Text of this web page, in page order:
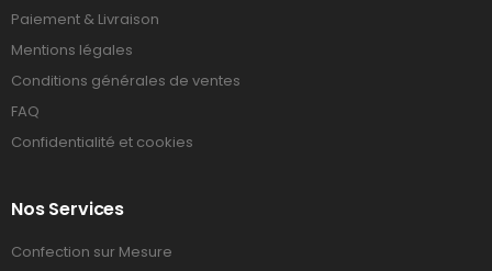
Paiement & Livraison
Mentions légales
Conditions générales de ventes
FAQ
Confidentialité et cookies
Nos Services
Confection sur Mesure